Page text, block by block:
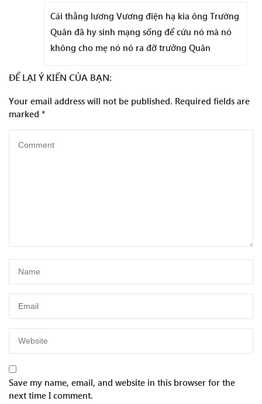
Cái thằng lương Vương điện hạ kia ông Trường
Quân đã hy sinh mạng sống để cứu nó mà nó
không cho mẹ nó nó ra đỡ trưởng Quân
ĐỂ LẠI Ý KIẾN CỦA BẠN:
Your email address will not be published. Required fields are
marked *
Save my name, email, and website in this browser for the
next time I comment.